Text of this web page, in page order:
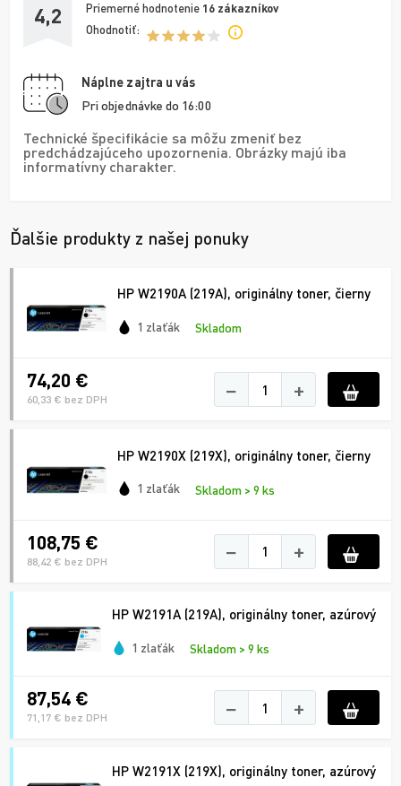
4,2 Priemerné hodnotenie 16 zákazníkov
Ohodnotiť:
Náplne zajtra u vás
Pri objednávke do 16:00
Technické špecifikácie sa môžu zmeniť bez
predchádzajúceho upozornenia. Obrázky majú iba
informatívny charakter.
Ďalšie produkty z našej ponuky
HP W2190A (219A), originálny toner, čierny
1 zlaťák Skladom
74,20 €
60,33 € bez DPH − +
HP W2190X (219X), originálny toner, čierny
1 zlaťák Skladom > 9 ks
108,75 €
88,42 € bez DPH − +
HP W2191A (219A), originálny toner, azúrový
1 zlaťák Skladom > 9 ks
87,54 €
71,17 € bez DPH − +
HP W2191X (219X), originálny toner, azúrový